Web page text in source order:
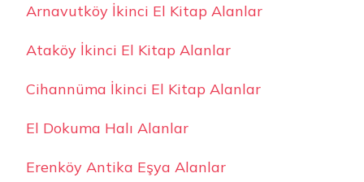
Arnavutköy İkinci El Kitap Alanlar
Ataköy İkinci El Kitap Alanlar
Cihannüma İkinci El Kitap Alanlar
El Dokuma Halı Alanlar
Erenköy Antika Eşya Alanlar